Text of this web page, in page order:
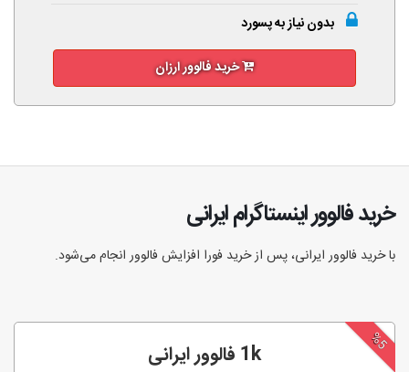
بدون نیاز به پسورد
خرید فالوور ارزان
خرید فالوور اینستاگرام ایرانی
با خرید فالوور ایرانی، پس از خرید فورا افزایش فالوور انجام‌ می‌شود.
%5 1k فالوور ایرانی